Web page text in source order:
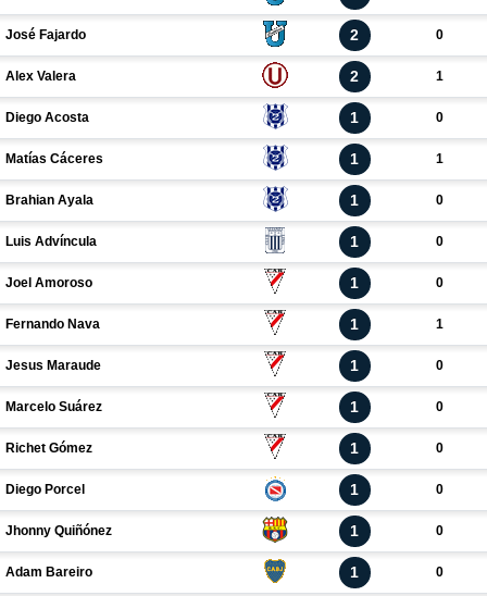
José Fajardo 2 0
Alex Valera 2 1
Diego Acosta 1 0
Matías Cáceres 1 1
Brahian Ayala 1 0
Luis Adví­ncula 1 0
Joel Amoroso 1 0
Fernando Nava 1 1
Jesus Maraude 1 0
Marcelo Suárez 1 0
Richet Gómez 1 0
Diego Porcel 1 0
Jhonny Quiñónez 1 0
Adam Bareiro 1 0